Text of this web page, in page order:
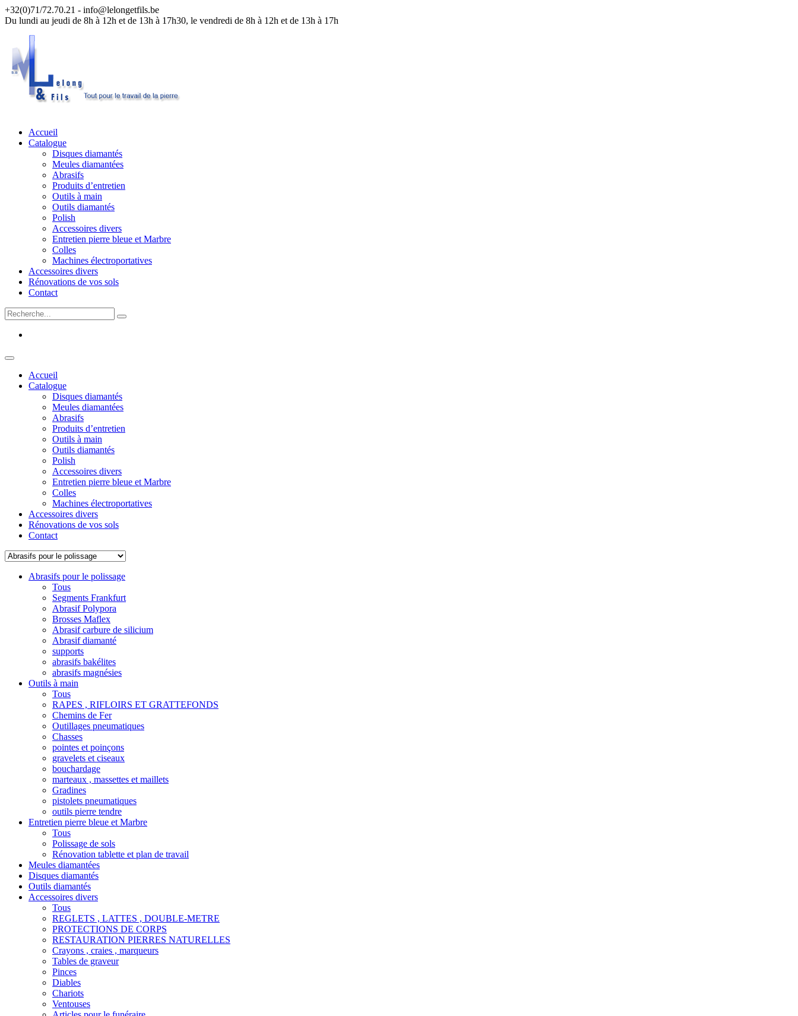
+32(0)71/72.70.21 - info@lelongetfils.be
Du lundi au jeudi de 8h à 12h et de 13h à 17h30, le vendredi de 8h à 12h et de 13h à 17h
Accueil
Catalogue
Disques diamantés
Meules diamantées
Abrasifs
Produits d’entretien
Outils à main
Outils diamantés
Polish
Accessoires divers
Entretien pierre bleue et Marbre
Colles
Machines électroportatives
Accessoires divers
Rénovations de vos sols
Contact
Accueil
Catalogue
Disques diamantés
Meules diamantées
Abrasifs
Produits d’entretien
Outils à main
Outils diamantés
Polish
Accessoires divers
Entretien pierre bleue et Marbre
Colles
Machines électroportatives
Accessoires divers
Rénovations de vos sols
Contact
Abrasifs pour le polissage
Tous
Segments Frankfurt
Abrasif Polypora
Brosses Maflex
Abrasif carbure de silicium
Abrasif diamanté
supports
abrasifs bakélites
abrasifs magnésies
Outils à main
Tous
RAPES , RIFLOIRS ET GRATTEFONDS
Chemins de Fer
Outillages pneumatiques
Chasses
pointes et poinçons
gravelets et ciseaux
bouchardage
marteaux , massettes et maillets
Gradines
pistolets pneumatiques
outils pierre tendre
Entretien pierre bleue et Marbre
Tous
Polissage de sols
Rénovation tablette et plan de travail
Meules diamantées
Disques diamantés
Outils diamantés
Accessoires divers
Tous
REGLETS , LATTES , DOUBLE-METRE
PROTECTIONS DE CORPS
RESTAURATION PIERRES NATURELLES
Crayons , craies , marqueurs
Tables de graveur
Pinces
Diables
Chariots
Ventouses
ATTENTION — Nos bureaux sont fermés du 17 juillet au 9 août inclus. Merci